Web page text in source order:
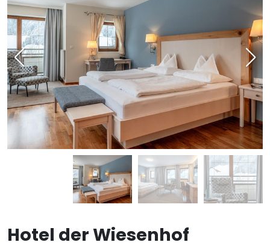
Hotel der Wiesenhof